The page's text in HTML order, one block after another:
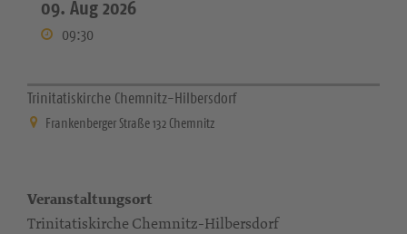
09. Aug 2026
09:30
Trinitatiskirche Chemnitz-Hilbersdorf
Frankenberger Straße 132 Chemnitz
Veranstaltungsort
Trinitatiskirche Chemnitz-Hilbersdorf